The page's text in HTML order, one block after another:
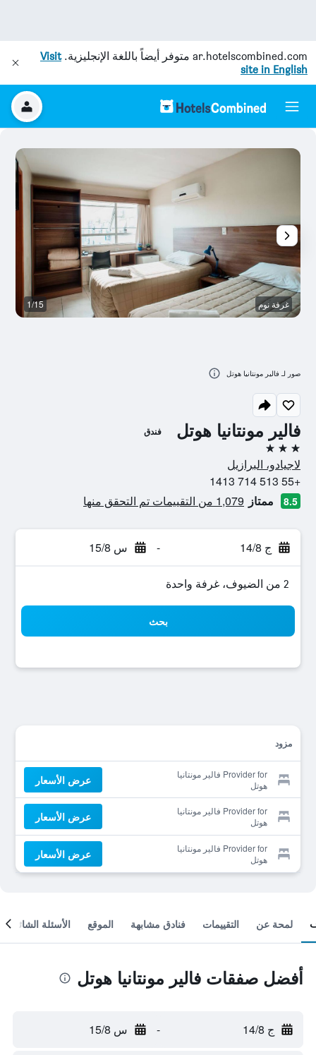
ar.hotelscombined.com متوفر أيضاً باللغة الإنجليزية.Visit
site in English
فالير مونتانيا هوتل فندق
3 نجوم
لاجيادو، البرازيل
+55 513 714 1413
8.5 ممتاز 1,079 من التقييمات تم التحقق منها
ج 14/8 - س 15/8
2 من الضيوف، غرفة واحدة
بحث
مزود
Provider for فالير مونتانيا
هوتل
عرض الأسعار
Provider for فالير مونتانيا
هوتل
عرض الأسعار
Provider for فالير مونتانيا
هوتل
عرض الأسعار
غرفة نوم 1/15
صور لـ فالير مونتانيا هوتل
لمحة عن التقييمات فنادق مشابهة الموقع الأسئلة الشائعة
أفضل صفقات فالير مونتانيا هوتل
ج 14/8 - س 15/8